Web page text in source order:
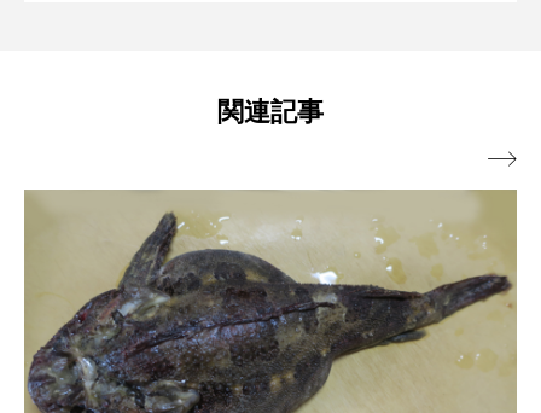
ラブカ ラムサール条約
ロックシュリンプ ワカサギ ワカメ
ワニ ワレカラ
下田海中水族館 世界遺産 両生類
交雑 企画 伝承
そっくり？関連記事
